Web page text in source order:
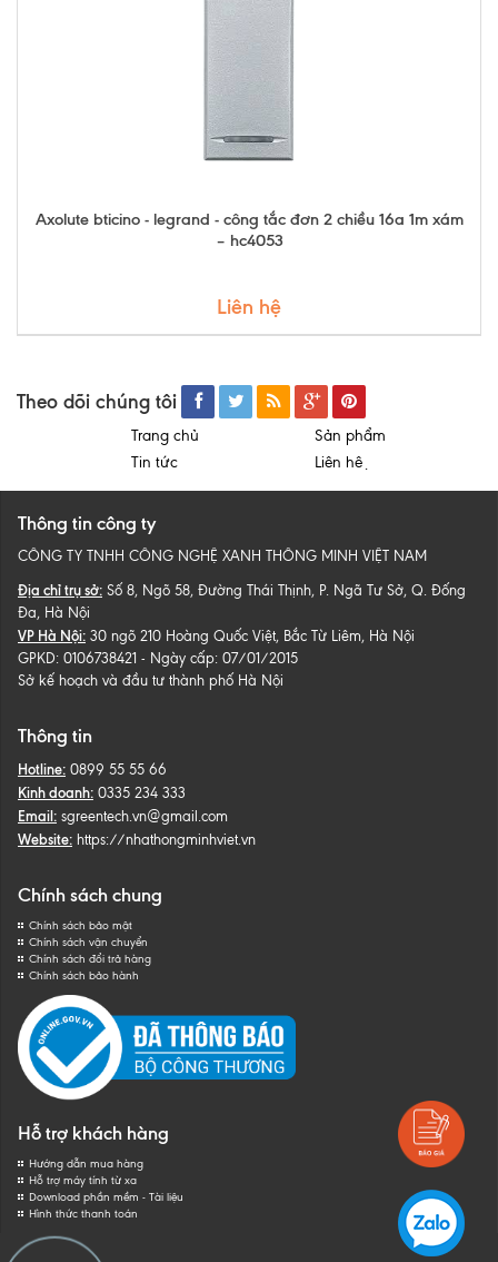
Axolute bticino - legrand - công tắc đơn 2 chiều 16a 1m xám
– hc4053
Liên hệ
Theo dõi chúng tôi
Trang chủ
Sản phẩm
Tin tức
Liên hệ
Thông tin công ty
CÔNG TY TNHH CÔNG NGHỆ XANH THÔNG MINH VIỆT NAM
Địa chỉ trụ sở: Số 8, Ngõ 58, Đường Thái Thịnh, P. Ngã Tư Sở, Q. Đống
Đa, Hà Nội
VP Hà Nội: 30 ngõ 210 Hoàng Quốc Việt, Bắc Từ Liêm, Hà Nội
GPKD: 0106738421 - Ngày cấp: 07/01/2015
Sở kế hoạch và đầu tư thành phố Hà Nội
Thông tin
Hotline: 0899 55 55 66
Kinh doanh: 0335 234 333
Email: sgreentech.vn@gmail.com
Website: https://nhathongminhviet.vn
Chính sách chung
Chính sách bảo mật
Chính sách vận chuyển
Chính sách đổi trả hàng
Chính sách bảo hành
Hỗ trợ khách hàng
Hướng dẫn mua hàng
Hỗ trợ máy tính từ xa
Download phần mềm - Tài liệu
Hình thức thanh toán